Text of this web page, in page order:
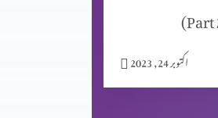
اکتوبر 24, 2023